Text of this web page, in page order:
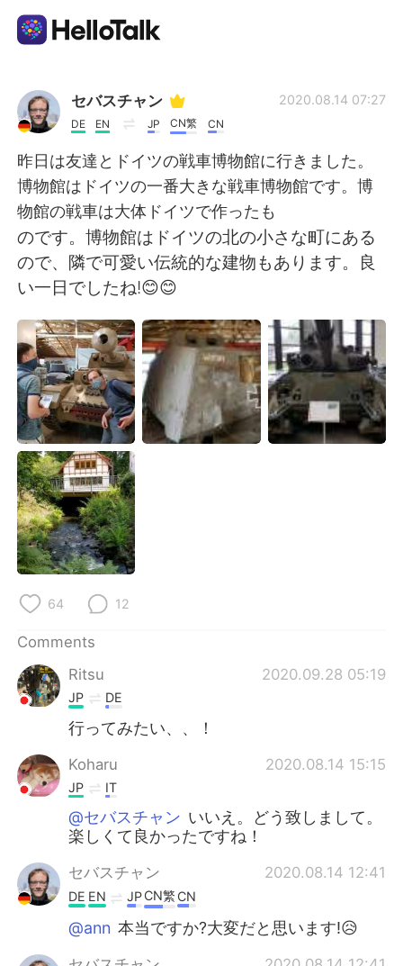
Language Exchange App
AI Grammar Checker
English
简体中文 繁體中文
Español العربية
Français Deutsch
日本語 한국어
Русский
Indonesia
Türkçe
セバスチャン
DE EN JP CN繁 CN
2020.08.14 07:27
昨日は友達とドイツの戦車博物館に行きました。
博物館はドイツの一番大きな戦車博物館です。博
物館の戦車は大体ドイツで作ったも
のです。博物館はドイツの北の小さな町にある
ので、隣で可愛い伝統的な建物もあります。良
い一日でしたね!😊😊
64 12
Comments
Ritsu
2020.09.28 05:19
JP DE
行ってみたい、、！
Koharu 2020.08.14 15:15
JP IT
@セバスチャン いいえ。どう致しまして。
楽しくて良かったですね！
セバスチャン 2020.08.14 12:41
DE EN JPCN繁 CN
@ann 本当ですか?大変だと思います!😥